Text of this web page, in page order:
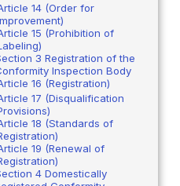
14 (Order for
15 (Prohibition of
3 Registration of the
Inspection Body
16 (Registration)
17 (Disqualification
18 (Standards of
19 (Renewal of
4 Domestically